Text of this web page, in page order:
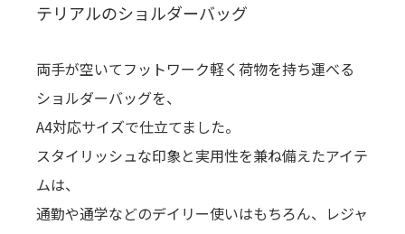
テリアルのショルダーバッグ
両手が空いてフットワーク軽く荷物を持ち運べる
ショルダーバッグを、
A4対応サイズで仕立てました。
スタイリッシュな印象と実用性を兼ね備えたアイテ
ムは、
通勤や通学などのデイリー使いはもちろん、レジャ